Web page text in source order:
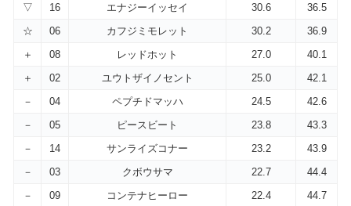
▽
16 エナジーイッセイ 30.6
36.5
☆
06 カフジミモレット 30.2
36.9
＋
08 レッドホット 27.0
40.1
＋
02 ユウトザイノセント 25.0
42.1
－
04 ペプチドマッハ 24.5
42.6
－
05 ピースビート 23.8
43.3
－
14 サンライズコナー 23.2
43.9
－
03 クボウサマ 22.7
44.4
－
09 コンテナヒーロー 22.4
44.7